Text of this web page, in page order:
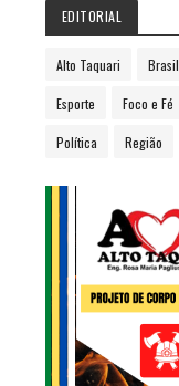
EDITORIAL
Alto Taquari Brasil
Esporte Foco e Fé
Política Região